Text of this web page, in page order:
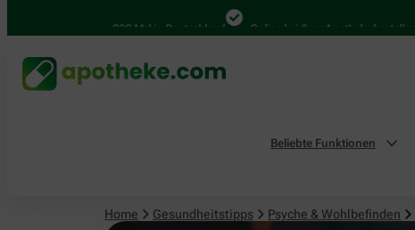
4.000 Mal in Deutschland Online bei Ihrer Apotheke bestellen
Beliebte Funktionen
Home Gesundheitstipps Psyche & Wohlbefinden
Psyche & Wohlbefinden